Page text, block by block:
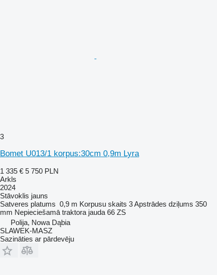
3
Bomet U013/1 korpus:30cm 0,9m Lyra
1 335 € 5 750 PLN
Arkls
2024
Stāvoklis jauns
Satveres platums 0,9 m Korpusu skaits 3Apstrādes dziļums 350
mm Nepieciešamā traktora jauda 66 ZS
Polija, Nowa Dąbia
SLAWEK-MASZ
Sazināties ar pārdevēju